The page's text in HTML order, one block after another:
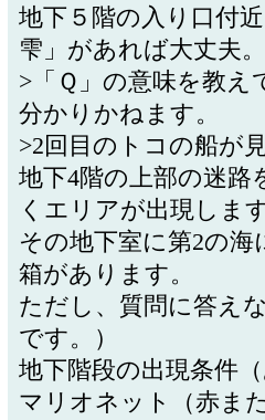
地下５階の入り口付
雫」があれば大丈夫。
>「Ｑ」の意味を教え
分かりかねます。
>2回目のトコの船が
地下4階の上部の迷路
くエリアが出現します
その地下室に第2の
箱があります。
ただし、質問に答え
です。）
地下階段の出現条件
マリオネット（赤ま